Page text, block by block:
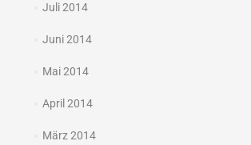
Juli 2014
Juni 2014
Mai 2014
April 2014
März 2014